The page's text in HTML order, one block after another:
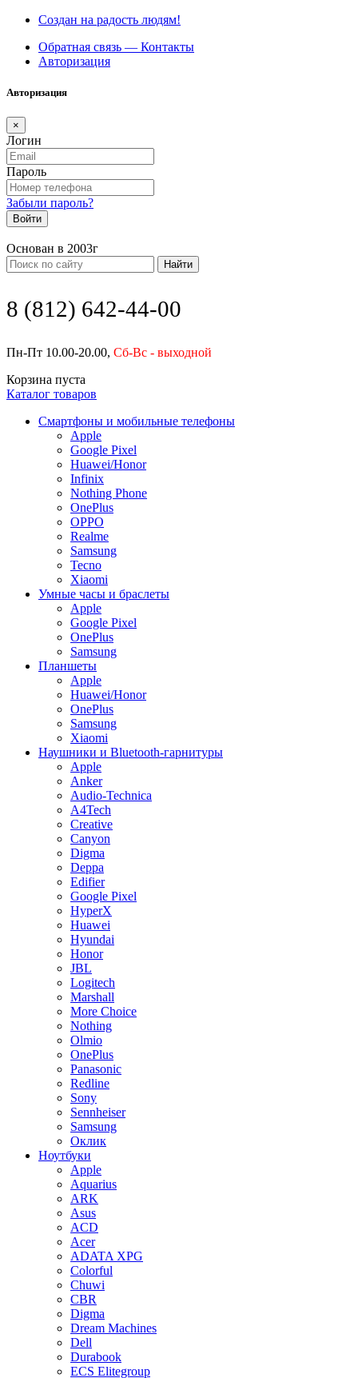
Создан на радость людям!
Обратная связь — Контакты
Авторизация
Авторизация
×
Логин
Пароль
Забыли пароль?
Войти
Основан в 2003г
Найти
8 (812) 642-44-00
Пн-Пт 10.00-20.00, Сб-Вс - выходной
Корзина пуста
Каталог товаров
Смартфоны и мобильные телефоны
Apple
Google Pixel
Huawei/Honor
Infinix
Nothing Phone
OnePlus
OPPO
Realme
Samsung
Tecno
Xiaomi
Умные часы и браслеты
Apple
Google Pixel
OnePlus
Samsung
Планшеты
Apple
Huawei/Honor
OnePlus
Samsung
Xiaomi
Наушники и Bluetooth-гарнитуры
Apple
Anker
Audio-Technica
A4Tech
Creative
Canyon
Digma
Deppa
Edifier
Google Pixel
HyperX
Huawei
Hyundai
Honor
JBL
Logitech
Marshall
More Choice
Nothing
Olmio
OnePlus
Panasonic
Redline
Sony
Sennheiser
Samsung
Оклик
Ноутбуки
Apple
Aquarius
ARK
Asus
ACD
Acer
ADATA XPG
Colorful
Chuwi
CBR
Digma
Dream Machines
Dell
Durabook
ECS Elitegroup